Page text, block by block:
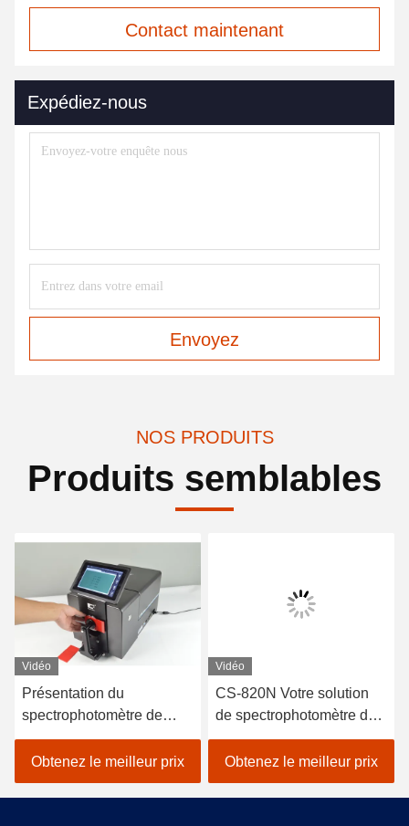
Contact maintenant
Expédiez-nous
Envoyez
NOS PRODUITS
Produits semblables
Vidéo
Présentation du
spectrophotomètre de
correspondance de
couleur avancé CS-820N
Obtenez le meilleur prix
Vidéo
CS-820N Votre solution
de spectrophotomètre de
correspondance des
couleurs
Obtenez le meilleur prix